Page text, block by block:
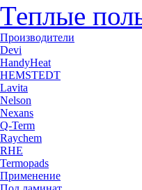
Теплые
Производители
Devi
HandyHeat
HEMSTEDT
Lavita
Nelson
Nexans
Q-Term
Raychem
RHE
Termopads
Применение